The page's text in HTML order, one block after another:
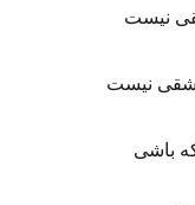
نیست
نیست
باشی